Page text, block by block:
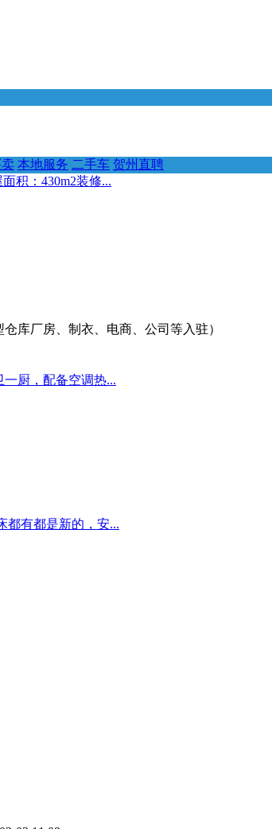
本地服务 二手车 贺州直聘
积：430m2装修...
库厂房、制衣、电商、公司等入驻）
厨，配备空调热...
都有都是新的，安...